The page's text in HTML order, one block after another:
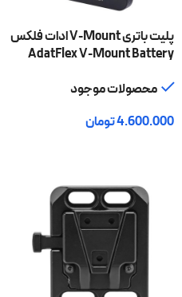
پلیت باتری V-Mount ادات فلکس
AdatFlex V-Mount Battery
محصولات موجود
4.600.000تومان